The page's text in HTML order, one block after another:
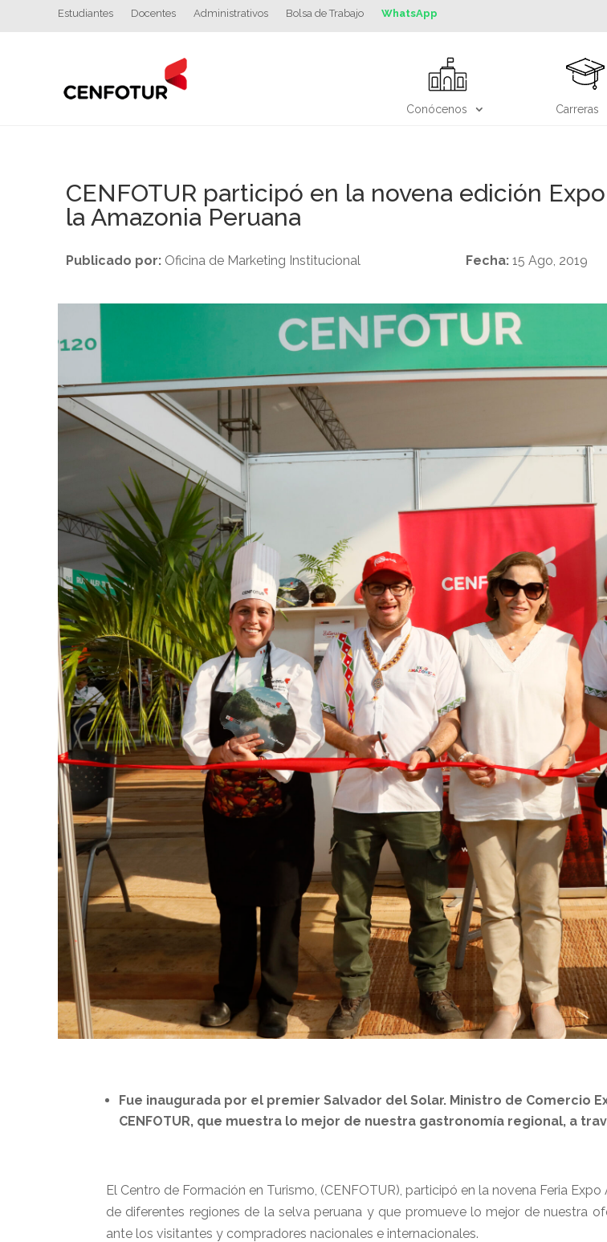
Estudiantes Docentes Administrativos Bolsa de Trabajo WhatsApp
Conócenos Carreras
CENFOTUR participó en la novena edición
la Amazonia Peruana
Publicado por: Oficina de Marketing Institucional Fecha: 15 Ago, 2019
Fue inaugurada por el premier Salvador del Solar. Ministro de Comercio
CENFOTUR, que muestra lo mejor de nuestra gastronomía regional, a
El Centro de Formación en Turismo, (CENFOTUR), participó en la novena Feria
de diferentes regiones de la selva peruana y que promueve lo mejor de nuestra
ante los visitantes y compradores nacionales e internacionales.